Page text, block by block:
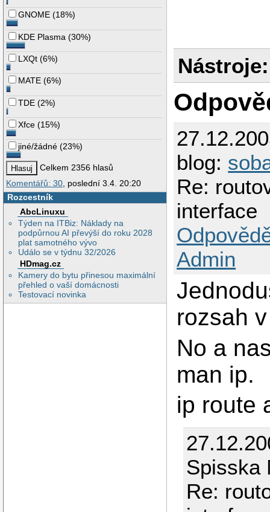
GNOME (18%)
KDE Plasma (30%)
LXQt (6%)
MATE (6%)
TDE (2%)
Xfce (15%)
jiné/žádné (23%)
Celkem 2356 hlasů
Komentářů: 30 , poslední 3.4. 20:20
Rozcestník
AbcLinuxu
Týden na ITBiz: Náklady na
podpůrnou AI převýší do roku 2028
plat samotného vývo
Událo se v týdnu 32/2026
HDmag.cz
Kamery do bytu přinesou maximální
přehled o vaší domácnosti
Testovací novinka
Nástroje:
blog:
Re:
interface
Admin
rozsah
No a
man ip.
ip route
Spisska
Re: